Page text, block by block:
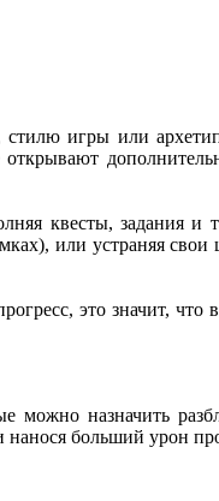
игры или
квесты, задания и
или устраняя
это значит,
можно назначить
нанося больший урон